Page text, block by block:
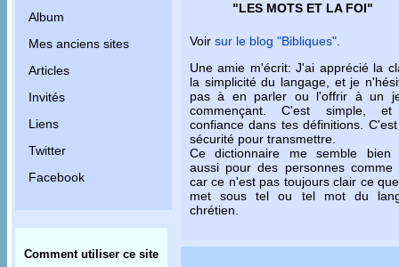
Album
Mes anciens sites
Articles
Invités
Liens
Twitter
Facebook
Comment utiliser ce site
"LES MOTS ET LA FOI"
Voir sur le blog "Bibliques"
Une amie m'écrit: J'ai apprécié la
la simplicité du langage, et je
pas à en parler ou l'offrir à un
commençant. C'est simple,
confiance dans tes définitions.
sécurité pour transmettre.
Ce dictionnaire me semble bien
aussi pour des personnes comme
car ce n'est pas toujours clair ce
met sous tel ou tel mot du
chrétien.